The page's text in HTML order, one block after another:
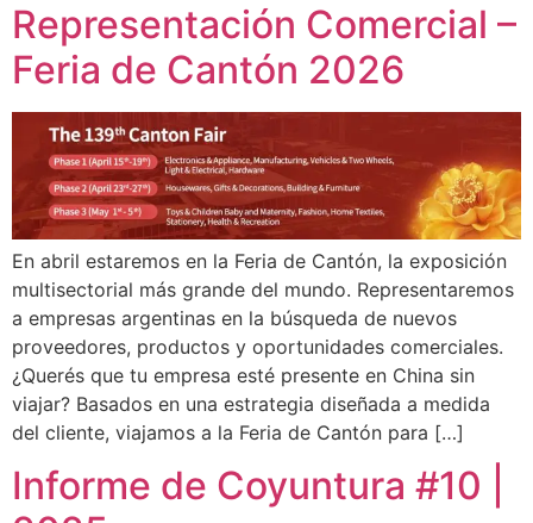
Representación Comercial –
Feria de Cantón 2026
En abril estaremos en la Feria de Cantón, la exposición
multisectorial más grande del mundo. Representaremos
a empresas argentinas en la búsqueda de nuevos
proveedores, productos y oportunidades comerciales.
¿Querés que tu empresa esté presente en China sin
viajar? Basados en una estrategia diseñada a medida
del cliente, viajamos a la Feria de Cantón para […]
Informe de Coyuntura #10 |